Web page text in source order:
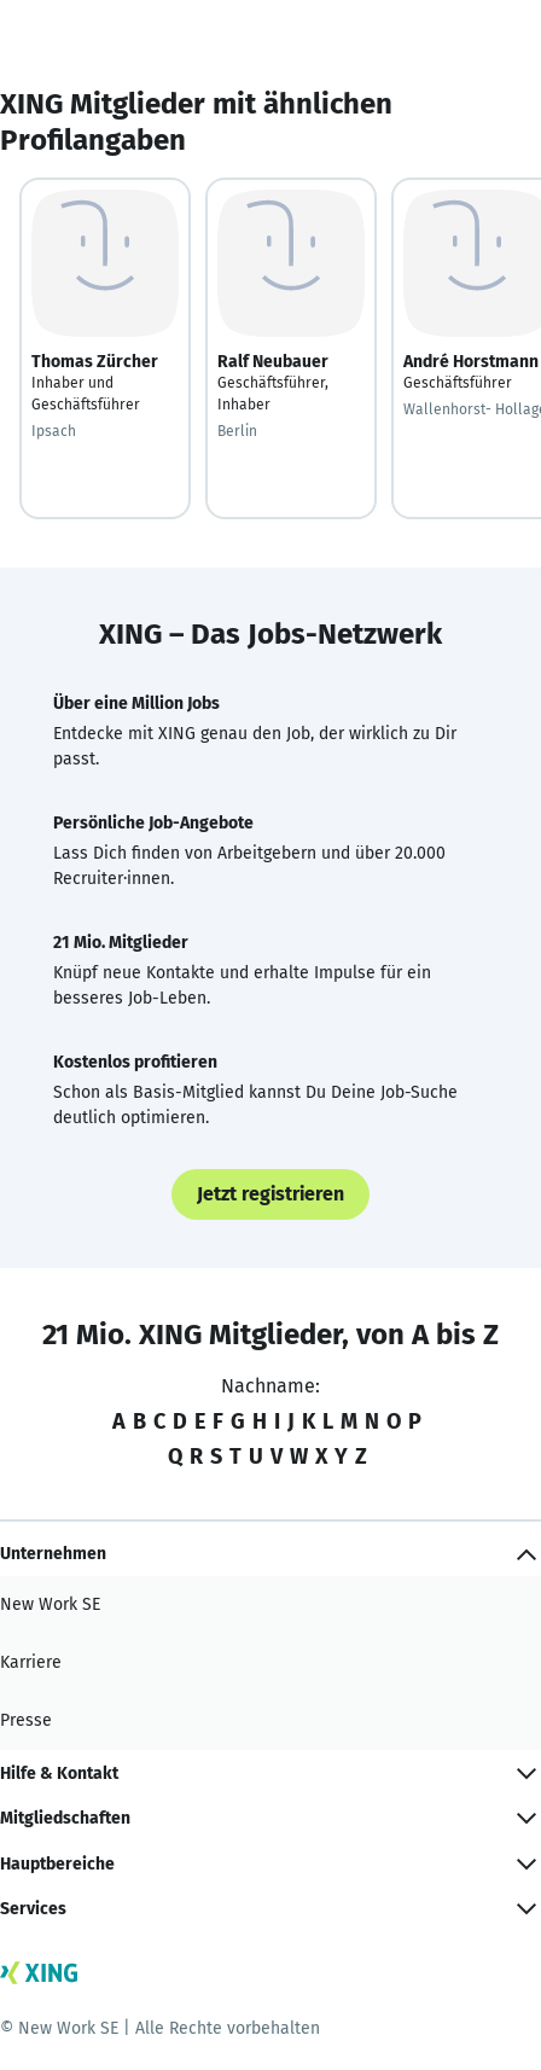
XING Mitglieder mit ähnlichen
Profilangaben
Thomas Zürcher
Inhaber und
Geschäftsführer
Ipsach
Ralf Neubauer
Geschäftsführer,
Inhaber
Berlin
André Horstmann
Geschäftsführer
Wallenhorst-
XING – Das Jobs-Netzwerk
Über eine Million Jobs
Entdecke mit XING genau den Job, der wirklich zu Dir
passt.
Persönliche Job-Angebote
Lass Dich finden von Arbeitgebern und über 20.000
Recruiter·innen.
21 Mio. Mitglieder
Knüpf neue Kontakte und erhalte Impulse für ein
besseres Job-Leben.
Kostenlos profitieren
Schon als Basis-Mitglied kannst Du Deine Job-Suche
deutlich optimieren.
Jetzt registrieren
21 Mio. XING Mitglieder, von A bis Z
Nachname:
A B C D E F G H I J K L M N O P
Q R S T U V W X Y Z
Unternehmen
New Work SE
Karriere
Presse
Hilfe & Kontakt
Mitgliedschaften
Hauptbereiche
Services
© New Work SE | Alle Rechte vorbehalten